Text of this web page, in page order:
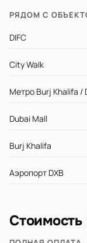
РЯДОМ С
DIFC
City Walk
Метро Burj Khalifa /
Dubai Mall
Burj Khalifa
Аэропорт DXB